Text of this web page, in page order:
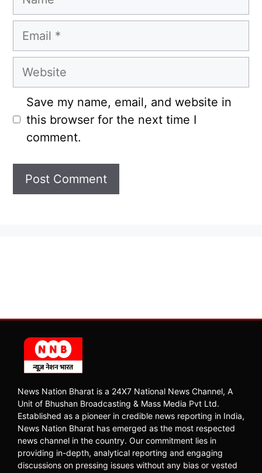
Email
Website
Save my name, email, and website in
this browser for the next time I
comment.
News Nation Bharat is a 24X7 National News Channel, A
Unit of Bhushan Broadcasting & Mass Media Pvt Ltd.
Established as a pioneer in credible news reporting in India,
News Nation Bharat has emerged as the most respected
news channel in the country. Our commitment lies in
providing in-depth, analytical reporting and engaging
discussions on pressing issues without any bias or vested